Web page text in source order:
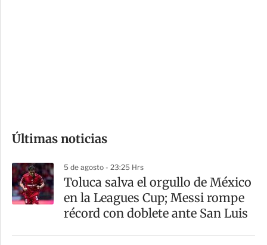
m
a
r
t
Últimas noticias
5 de agosto - 23:25 Hrs
Toluca salva el orgullo de México
en la Leagues Cup; Messi rompe
récord con doblete ante San Luis